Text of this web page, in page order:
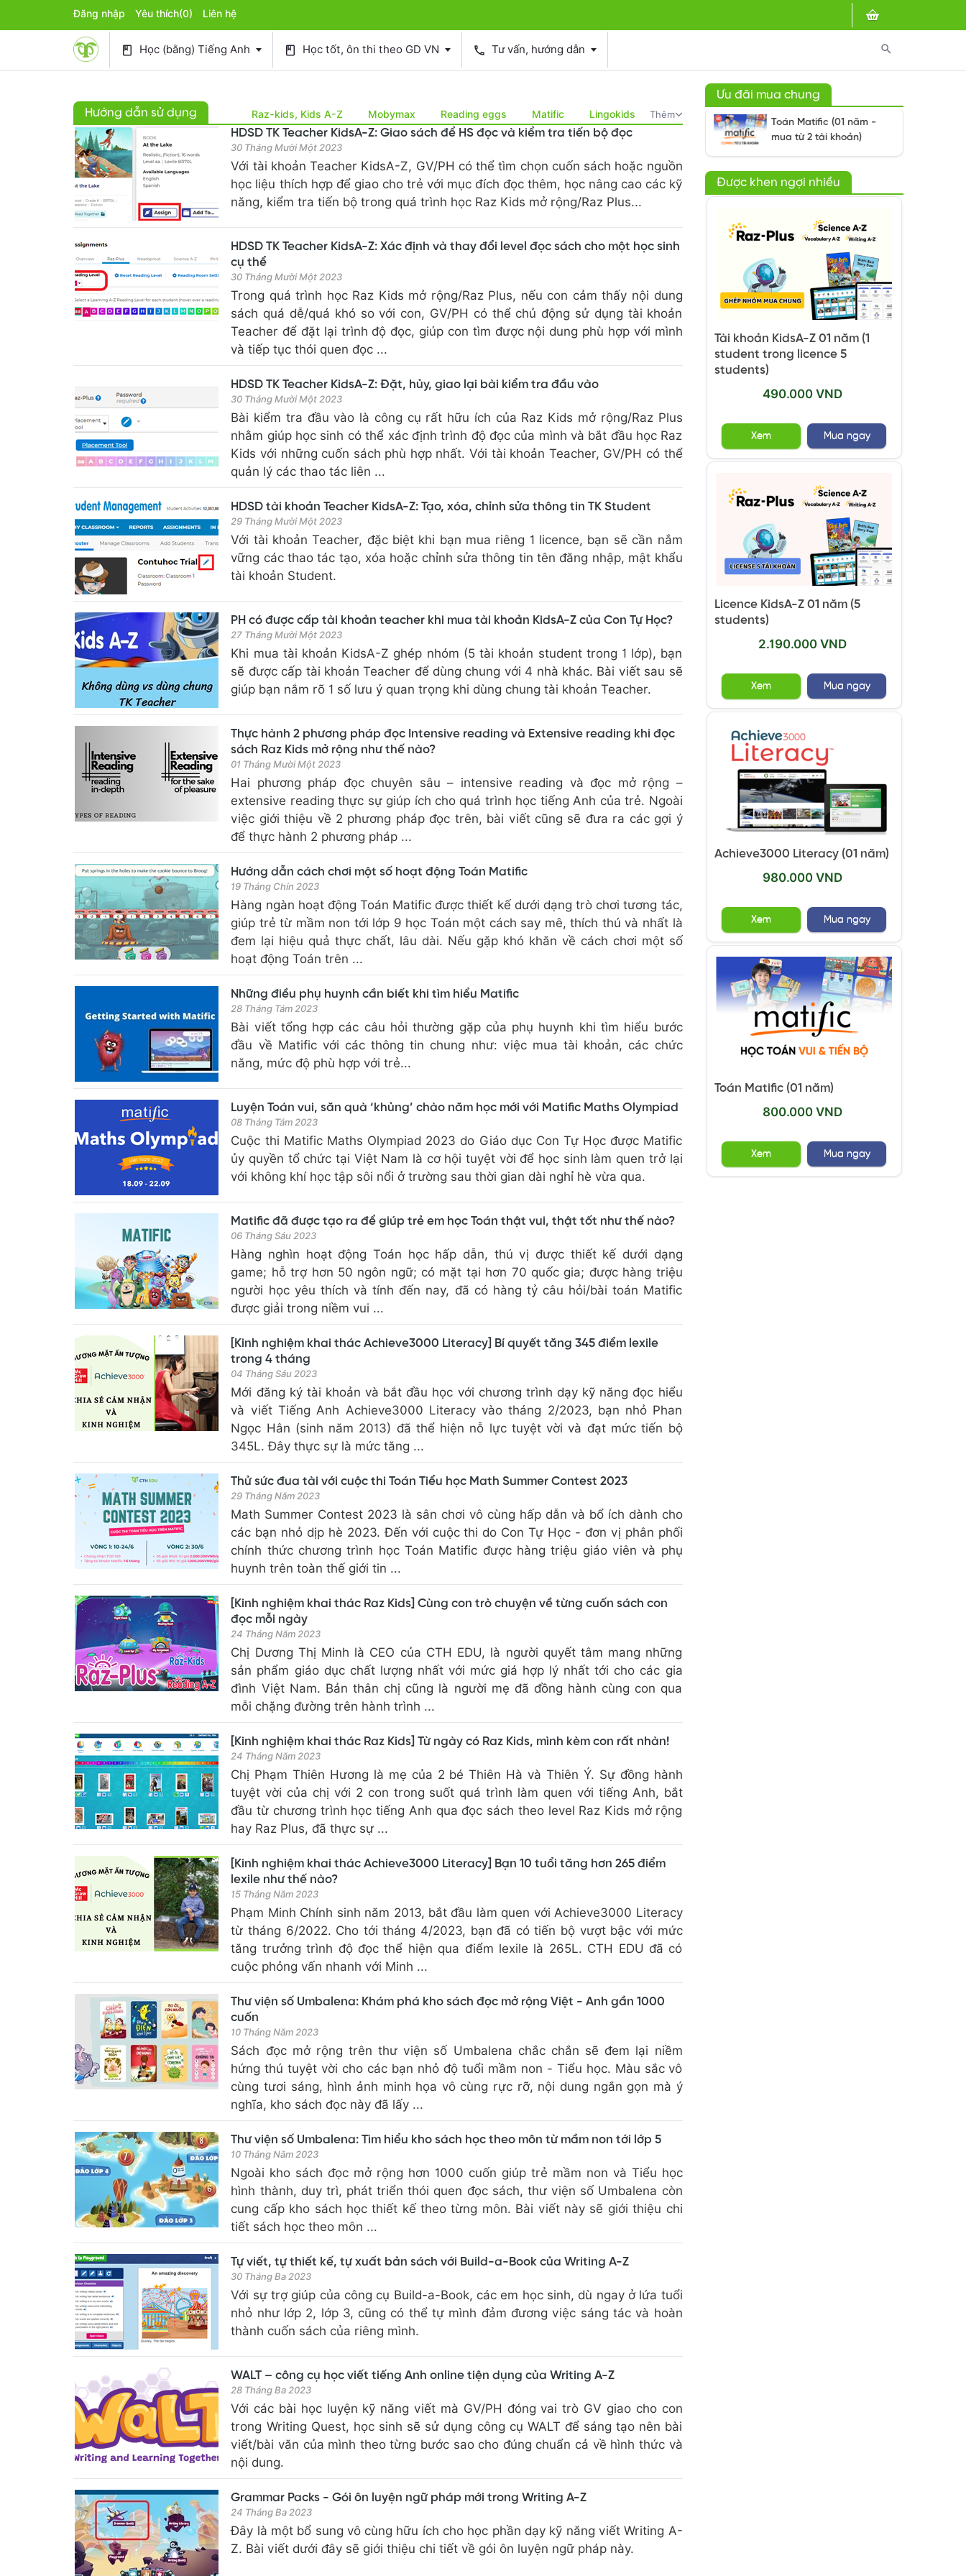
Đăng nhập Yêu thích(0) Liên hệ
search
book Học (bằng) Tiếng Anh book Học tốt, ôn thi theo GD VN phone Tư vấn, hướng dẫn
Hướng dẫn sử dụng Raz-kids, Kids A-Z Mobymax Reading eggs Matific Lingokids Thêm
HDSD TK Teacher KidsA-Z: Giao sách để HS đọc và kiểm tra tiến bộ đọc
30 Tháng Mười Một 2023
Với tài khoản Teacher KidsA-Z, GV/PH có thể tìm chọn cuốn sách hoặc nguồn
học liệu thích hợp để giao cho trẻ với mục đích đọc thêm, học nâng cao các kỹ
năng, kiểm tra tiến bộ trong quá trình học Raz Kids mở rộng/Raz Plus...
HDSD TK Teacher KidsA-Z: Xác định và thay đổi level đọc sách cho một học sinh
cụ thể
30 Tháng Mười Một 2023
Trong quá trình học Raz Kids mở rộng/Raz Plus, nếu con cảm thấy nội dung
sách quá dễ/quá khó so với con, GV/PH có thể chủ động sử dụng tài khoản
Teacher để đặt lại trình độ đọc, giúp con tìm được nội dung phù hợp với mình
và tiếp tục thói quen đọc ...
HDSD TK Teacher KidsA-Z: Đặt, hủy, giao lại bài kiểm tra đầu vào
30 Tháng Mười Một 2023
Bài kiểm tra đầu vào là công cụ rất hữu ích của Raz Kids mở rộng/Raz Plus
nhằm giúp học sinh có thể xác định trình độ đọc của mình và bắt đầu học Raz
Kids với những cuốn sách phù hợp nhất. Với tài khoản Teacher, GV/PH có thể
quản lý các thao tác liên ...
HDSD tài khoản Teacher KidsA-Z: Tạo, xóa, chỉnh sửa thông tin TK Student
29 Tháng Mười Một 2023
Với tài khoản Teacher, đặc biệt khi bạn mua riêng 1 licence, bạn sẽ cần nắm
vững các thao tác tạo, xóa hoặc chỉnh sửa thông tin tên đăng nhập, mật khẩu
tài khoản Student.
PH có được cấp tài khoản teacher khi mua tài khoản KidsA-Z của Con Tự Học?
27 Tháng Mười Một 2023
Khi mua tài khoản KidsA-Z ghép nhóm (5 tài khoản student trong 1 lớp), bạn
sẽ được cấp tài khoản Teacher để dùng chung với 4 nhà khác. Bài viết sau sẽ
giúp bạn nắm rõ 1 số lưu ý quan trọng khi dùng chung tài khoản Teacher.
Thực hành 2 phương pháp đọc Intensive reading và Extensive reading khi đọc
sách Raz Kids mở rộng như thế nào?
01 Tháng Mười Một 2023
Hai phương pháp đọc chuyên sâu – intensive reading và đọc mở rộng –
extensive reading thực sự giúp ích cho quá trình học tiếng Anh của trẻ. Ngoài
việc giới thiệu về 2 phương pháp đọc trên, bài viết cũng sẽ đưa ra các gợi ý
để thực hành 2 phương pháp ...
Hướng dẫn cách chơi một số hoạt động Toán Matific
19 Tháng Chín 2023
Hàng ngàn hoạt động Toán Matific được thiết kế dưới dạng trò chơi tương tác,
giúp trẻ từ mầm non tới lớp 9 học Toán một cách say mê, thích thú và nhất là
đem lại hiệu quả thực chất, lâu dài. Nếu gặp khó khăn về cách chơi một số
hoạt động Toán trên ...
Những điều phụ huynh cần biết khi tìm hiểu Matific
28 Tháng Tám 2023
Bài viết tổng hợp các câu hỏi thường gặp của phụ huynh khi tìm hiểu bước
đầu về Matific với các thông tin chung như: việc mua tài khoản, các chức
năng, mức độ phù hợp với trẻ...
Luyện Toán vui, săn quà ‘khủng’ chào năm học mới với Matific Maths Olympiad
08 Tháng Tám 2023
Cuộc thi Matific Maths Olympiad 2023 do Giáo dục Con Tự Học được Matific
ủy quyền tổ chức tại Việt Nam là cơ hội tuyệt vời để học sinh làm quen trở lại
với không khí học tập sôi nổi ở trường sau thời gian dài nghỉ hè vừa qua.
Matific đã được tạo ra để giúp trẻ em học Toán thật vui, thật tốt như thế nào?
06 Tháng Sáu 2023
Hàng nghìn hoạt động Toán học hấp dẫn, thú vị được thiết kế dưới dạng
game; hỗ trợ hơn 50 ngôn ngữ; có mặt tại hơn 70 quốc gia; được hàng triệu
người học yêu thích và tính đến nay, đã có hàng tỷ câu hỏi/bài toán Matific
được giải trong niềm vui ...
[Kinh nghiệm khai thác Achieve3000 Literacy] Bí quyết tăng 345 điểm lexile
trong 4 tháng
04 Tháng Sáu 2023
Mới đăng ký tài khoản và bắt đầu học với chương trình dạy kỹ năng đọc hiểu
và viết Tiếng Anh Achieve3000 Literacy vào tháng 2/2023, bạn nhỏ Phan
Ngọc Hân (sinh năm 2013) đã thể hiện nỗ lực tuyệt vời và đạt mức tiến bộ
345L. Đây thực sự là mức tăng ...
Thử sức đua tài với cuộc thi Toán Tiểu học Math Summer Contest 2023
29 Tháng Năm 2023
Math Summer Contest 2023 là sân chơi vô cùng hấp dẫn và bổ ích dành cho
các bạn nhỏ dịp hè 2023. Đến với cuộc thi do Con Tự Học - đơn vị phân phối
chính thức chương trình học Toán Matific được hàng triệu giáo viên và phụ
huynh trên toàn thế giới tin ...
[Kinh nghiệm khai thác Raz Kids] Cùng con trò chuyện về từng cuốn sách con
đọc mỗi ngày
24 Tháng Năm 2023
Chị Dương Thị Minh là CEO của CTH EDU, là người quyết tâm mang những
sản phẩm giáo dục chất lượng nhất với mức giá hợp lý nhất tới cho các gia
đình Việt Nam. Bản thân chị cũng là người mẹ đã đồng hành cùng con qua
mỗi chặng đường trên hành trình ...
[Kinh nghiệm khai thác Raz Kids] Từ ngày có Raz Kids, mình kèm con rất nhàn!
24 Tháng Năm 2023
Chị Phạm Thiên Hương là mẹ của 2 bé Thiên Hà và Thiên Ý. Sự đồng hành
tuyệt vời của chị với 2 con trong suốt quá trình làm quen với tiếng Anh, bắt
đầu từ chương trình học tiếng Anh qua đọc sách theo level Raz Kids mở rộng
hay Raz Plus, đã thực sự ...
[Kinh nghiệm khai thác Achieve3000 Literacy] Bạn 10 tuổi tăng hơn 265 điểm
lexile như thế nào?
15 Tháng Năm 2023
Phạm Minh Chính sinh năm 2013, bắt đầu làm quen với Achieve3000 Literacy
từ tháng 6/2022. Cho tới tháng 4/2023, bạn đã có tiến bộ vượt bậc với mức
tăng trưởng trình độ đọc thể hiện qua điểm lexile là 265L. CTH EDU đã có
cuộc phỏng vấn nhanh với Minh ...
Thư viện số Umbalena: Khám phá kho sách đọc mở rộng Việt - Anh gần 1000
cuốn
10 Tháng Năm 2023
Sách đọc mở rộng trên thư viện số Umbalena chắc chắn sẽ đem lại niềm
hứng thú tuyệt vời cho các bạn nhỏ độ tuổi mầm non - Tiểu học. Màu sắc vô
cùng tươi sáng, hình ảnh minh họa vô cùng rực rỡ, nội dung ngắn gọn mà ý
nghĩa, kho sách đọc này đã lấy ...
Thư viện số Umbalena: Tìm hiểu kho sách học theo môn từ mầm non tới lớp 5
10 Tháng Năm 2023
Ngoài kho sách đọc mở rộng hơn 1000 cuốn giúp trẻ mầm non và Tiểu học
hình thành, duy trì, phát triển thói quen đọc sách, thư viện số Umbalena còn
cung cấp kho sách học thiết kế theo từng môn. Bài viết này sẽ giới thiệu chi
tiết sách học theo môn ...
Tự viết, tự thiết kế, tự xuất bản sách với Build-a-Book của Writing A-Z
30 Tháng Ba 2023
Với sự trợ giúp của công cụ Build-a-Book, các em học sinh, dù ngay ở lứa tuổi
nhỏ như lớp 2, lớp 3, cũng có thể tự mình đảm đương việc sáng tác và hoàn
thành cuốn sách của riêng mình.
WALT – công cụ học viết tiếng Anh online tiện dụng của Writing A-Z
28 Tháng Ba 2023
Với các bài học luyện kỹ năng viết mà GV/PH đóng vai trò GV giao cho con
trong Writing Quest, học sinh sẽ sử dụng công cụ WALT để sáng tạo nên bài
viết/bài văn của mình theo từng bước sao cho đúng chuẩn cả về hình thức và
nội dung.
Grammar Packs - Gói ôn luyện ngữ pháp mới trong Writing A-Z
24 Tháng Ba 2023
Đây là một bổ sung vô cùng hữu ích cho học phần dạy kỹ năng viết Writing A-
Z. Bài viết dưới đây sẽ giới thiệu chi tiết về gói ôn luyện ngữ pháp này.
Ưu đãi mua chung
Toán Matific (01 năm -
mua từ 2 tài khoản)
Được khen ngợi nhiều
Tài khoản KidsA-Z 01 năm (1
student trong licence 5
students)
490.000 VND
Xem Mua ngay
Licence KidsA-Z 01 năm (5
students)
2.190.000 VND
Xem Mua ngay
Achieve3000 Literacy (01 năm)
980.000 VND
Xem Mua ngay
Toán Matific (01 năm)
800.000 VND
Xem Mua ngay